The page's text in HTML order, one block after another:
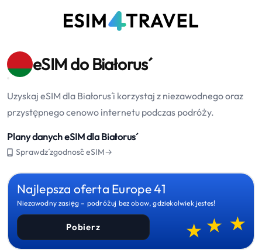
eSIM do Białoruś
Uzyskaj eSIM dla Białoruś i korzystaj z niezawodnego oraz
przystępnego cenowo internetu podczas podróży.
Plany danych eSIM dla Białoruś
Sprawdź zgodność eSIM→
Najlepsza oferta Europe 41
Niezawodny zasięg – podróżuj bez obaw, gdziekolwiek jesteś!
Pobierz